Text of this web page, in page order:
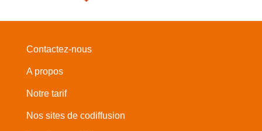
Contactez-nous
A propos
Notre tarif
Nos sites de codiffusion